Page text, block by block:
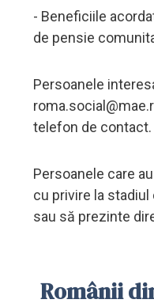
- Beneficiile
de pensie
Persoanele
telefon de contact.
Persoanele care
cu privire la
sau să prezinte
Românii